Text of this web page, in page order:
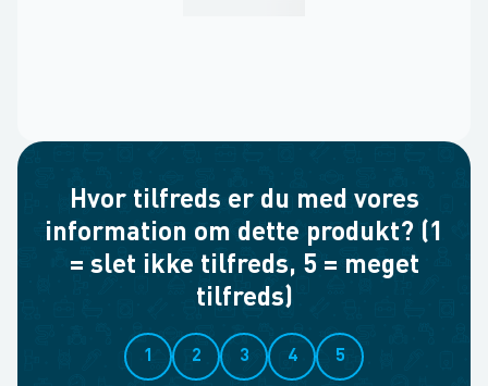
Hvor tilfreds er du med vores
information om dette produkt? (1
= slet ikke tilfreds, 5 = meget
tilfreds)
1 2 3 4 5